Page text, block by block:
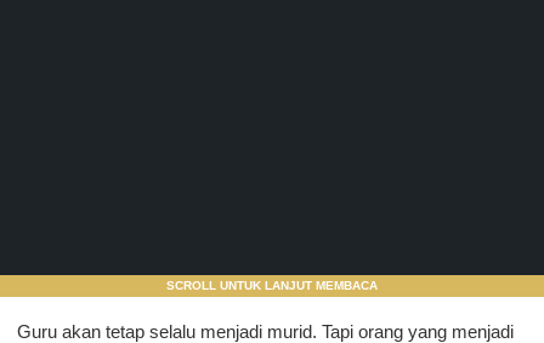
SCROLL UNTUK LANJUT MEMBACA
Guru akan tetap selalu menjadi murid. Tapi orang yang menjadi